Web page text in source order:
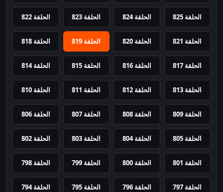
الحلقة 825 الحلقة 824 الحلقة 823 الحلقة 822
الحلقة 821 الحلقة 820 الحلقة 819 الحلقة 818
الحلقة 817 الحلقة 816 الحلقة 815 الحلقة 814
الحلقة 813 الحلقة 812 الحلقة 811 الحلقة 810
الحلقة 809 الحلقة 808 الحلقة 807 الحلقة 806
الحلقة 805 الحلقة 804 الحلقة 803 الحلقة 802
الحلقة 801 الحلقة 800 الحلقة 799 الحلقة 798
الحلقة 797 الحلقة 796 الحلقة 795 الحلقة 794